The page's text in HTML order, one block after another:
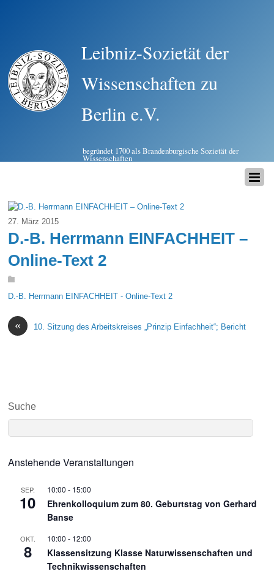
Leibniz-Sozietät der
Wissenschaften zu
Berlin e.V.
begründet 1700 als Brandenburgische Sozietät der
Wissenschaften
27. März 2015
D.-B. Herrmann EINFACHHEIT –
Online-Text 2
D.-B. Herrmann EINFACHHEIT - Online-Text 2
« 10. Sitzung des Arbeitskreises „Prinzip Einfachheit“; Bericht
Suche
Anstehende Veranstaltungen
SEP.
10
10:00 - 15:00
Ehrenkolloquium zum 80. Geburtstag von Gerhard
Banse
OKT.
8
10:00 - 12:00
Klassensitzung Klasse Naturwissenschaften und
Technikwissenschaften